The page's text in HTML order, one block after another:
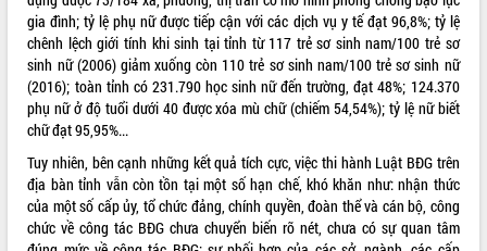
Rà soát, hoàn thiện hệ thống thiết chế
văn hóa, thể thao đáp ứng yêu cầu
phát triển mới
Thường trực HĐND tỉnh Đắk Lắk gặp
mặt Đoàn chuyên gia y tế TP. Hồ Chí
Minh
Lễ truy điệu và an táng hài cốt liệt sĩ
tại Nghĩa trang Liệt sĩ xã Sơn Hòa
Bàn giải pháp tháo gỡ khó khăn trong
xuất khẩu sầu riêng và triển khai quy
LIÊN KẾT WEB
THỐNG KÊ TRUY CẬP
Hôm nay: 18578
Tất cả:
66063901
gia đình; tỷ lệ phụ nữ được tiếp cận với các dịch vụ y tế đạt 96,8%; tỷ lệ
chênh lệch giới tính khi sinh tại tỉnh từ 117 trẻ sơ sinh nam/100 trẻ sơ
sinh nữ (2006) giảm xuống còn 110 trẻ sơ sinh nam/100 trẻ sơ sinh nữ
(2016); toàn tỉnh có 231.790 học sinh nữ đến trường, đạt 48%; 124.370
phụ nữ ở độ tuổi dưới 40 được xóa mù chữ (chiếm 54,54%); tỷ lệ nữ biết
chữ đạt 95,95%...
Tuy nhiên, bên cạnh những kết quả tích cực, việc thi hành Luật BĐG trên
địa bàn tỉnh vẫn còn tồn tại một số hạn chế, khó khăn như: nhận thức
của một số cấp ủy, tổ chức đảng, chính quyền, đoàn thể và cán bộ, công
chức về công tác BĐG chưa chuyển biến rõ nét, chưa có sự quan tâm